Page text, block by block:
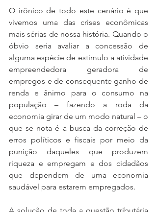
O irônico de todo este cenário é que
vivemos uma das crises econômicas
mais sérias de nossa história. Quando o
óbvio seria avaliar a concessão de
alguma espécie de estímulo a atividade
empreendedora geradora de
empregos e de consequente ganho de
renda e ânimo para o consumo na
população – fazendo a roda da
economia girar de um modo natural – o
que se nota é a busca da correção de
erros políticos e fiscais por meio da
punição daqueles que produzem
riqueza e empregam e dos cidadãos
que dependem de uma economia
saudável para estarem empregados.